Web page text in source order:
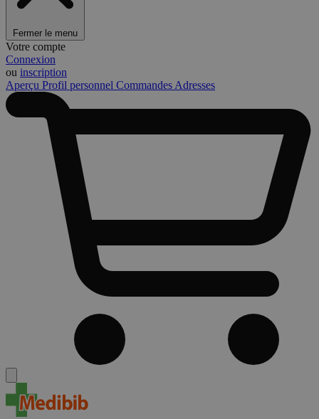
Fermer le menu
Votre compte
Connexion
ou inscription
Aperçu Profil personnel Commandes Adresses